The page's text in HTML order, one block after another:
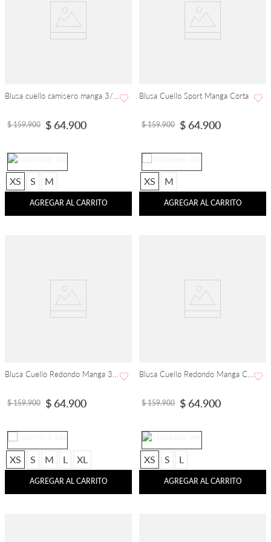
$ 159.900 $ 64.900
XS S M
AGREGAR AL CARRITO
Blusa Cuello Sport Manga Corta
$ 159.900 $ 64.900
XS M
AGREGAR AL CARRITO
$ 159.900 $ 64.900
XS S M L XL
AGREGAR AL CARRITO
$ 159.900 $ 64.900
XS S L
AGREGAR AL CARRITO